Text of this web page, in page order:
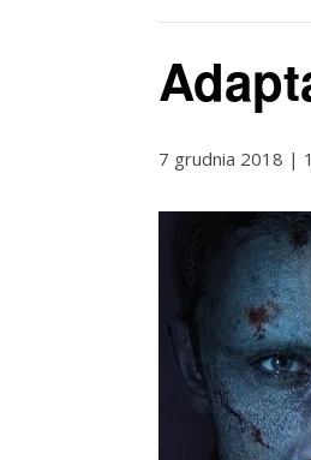
7 grudnia 2018 |